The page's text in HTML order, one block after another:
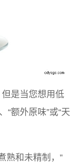
是当您想用低
“额外原味”或“天
熟和未精制，”